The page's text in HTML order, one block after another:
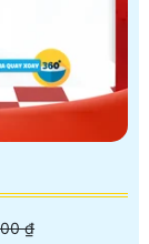
₫